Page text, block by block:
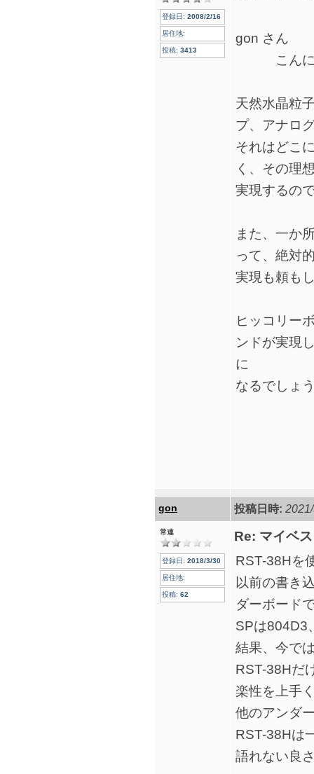
登録日: 2008/2/16
居住地:
投稿: 3413
gon さん
こんに
天然水晶粒
プ、アナロ
それはどこ
く、その理
実現するの
また、一か
って、絶対
実現も頼も
ヒッコリー
ンドが実現
に
なるでしょ
gon 投稿日時:
常連
登録日: 2018/3/30
居住地:
投稿: 62
Re: マイベ
RST-38Hを
以前の書き
ダーボード
SPは804D3
結果、今で
RST-38Hだ
楽性を上手
他のアンダ
RST-38Hは
語れない良